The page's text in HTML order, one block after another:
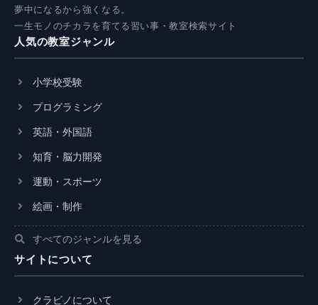
夢中になるから強くなる。
一生モノのチカラを育てる習い事・教室検索サイト
人気の教室ジャンル
小学校受験
プログラミング
英語・外国語
知育・脳力開発
運動・スポーツ
絵画・制作
すべてのジャンルを見る
サイトについて
クラビノについて